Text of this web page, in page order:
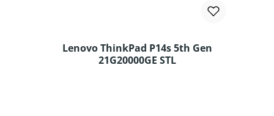
Lenovo ThinkPad P14s 5th Gen
21G20000GE STL